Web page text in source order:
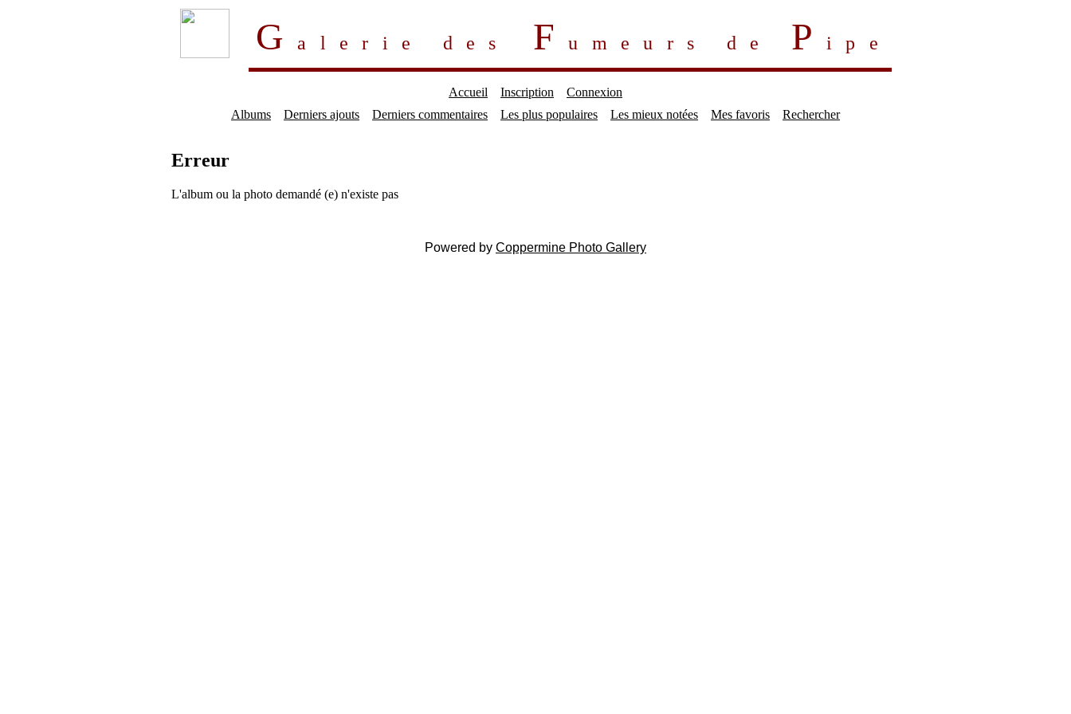
Galerie des Fumeurs de P ipe
Accueil Inscription
Connexion
Albums
Derniers ajouts Derniers commentaires Les plus populaires Les mieux notées Mes favoris Rechercher
Erreur
L'album ou la photo demandé (e) n'existe pas
Powered by Coppermine Photo Gallery